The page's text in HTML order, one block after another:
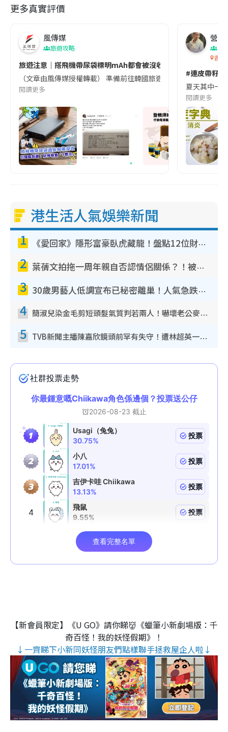
更多真實評價
風傳媒
旅遊攻略
旅遊注意｜搭飛機帶尿袋標明mAh都會被沒收😱出發前切記檢查
（文章由風傳媒授權轉載） 準備前往韓國旅遊的民眾，近期要
閱讀更多
營養
香港
#連皮帶籽
夏天其中一
閱讀更多
港生活人氣娛樂新聞
1 《愛回家》隱形富豪臥虎藏龍！盤點12位財氣逼人的有錢藝人：呢位靚女3億身家唔憂做
2 葉蒨文拍拖一周年親自否認情侶關係？！被質疑感情造假竟稱GM「普通同事」
3 30歲男藝人低調宣布已秘密離巢！人氣急跌變失蹤人口︰「這幾年過得並不容易」
4 簡淑兒染金毛剪短頭髮氣質判若兩人！嚇壞老公麥大力都認唔出：「你做咩事？」
5 TVB新聞主播陳嘉欣鏡頭前罕有失守！遭林超英一句說話突襲嚇親當場大笑
【新會員限定】《U GO》請你睇👹《蠟筆小新劇場版：千
奇百怪！我的妖怪假期》！
↓一齊睇下小新同妖怪朋友們點樣聯手拯救屋企人啦↓